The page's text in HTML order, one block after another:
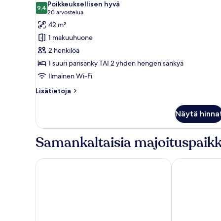
huonetyypin
Deluxe-
huone
kuvat
9,49,4 kautta 10
Poikkeuksellisen hyvä
20 arvostelua
(20
arvostelua)
42 m²
1 makuuhuone
2 henkilöä
1 suuri parisänky TAI 2 yhden hengen sänkyä
Ilmainen Wi-Fi
Lisätietoja
Lisätietoja
Näytä
Samankaltaisia
Mandarin Oriental Hyde Park, London Shangri-La